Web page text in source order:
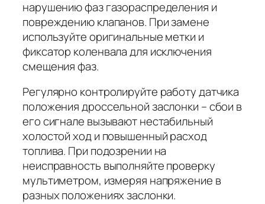
нарушению фаз газораспределения и
повреждению клапанов. При замене
используйте оригинальные метки и
фиксатор коленвала для исключения
смещения фаз.
Регулярно контролируйте работу датчика
положения дроссельной заслонки – сбои в
его сигнале вызывают нестабильный
холостой ход и повышенный расход
топлива. При подозрении на
неисправность выполняйте проверку
мультиметром, измеряя напряжение в
разных положениях заслонки.